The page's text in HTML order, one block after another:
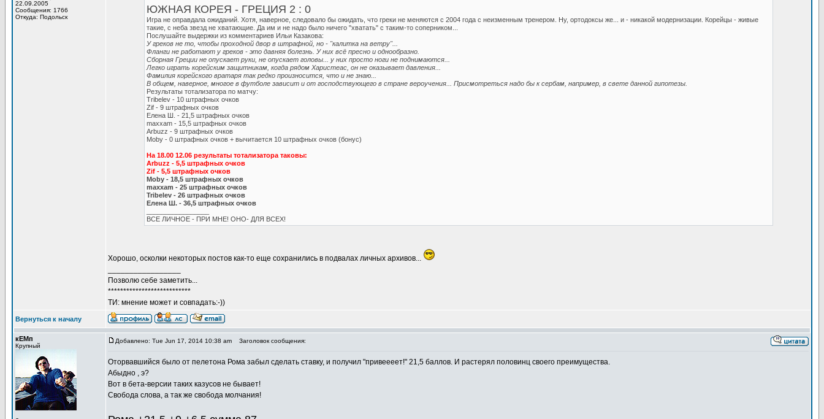
22.09.2005
Сообщения: 1766
Откуда: Подольск
ЮЖНАЯ КОРЕЯ - ГРЕЦИЯ 2 : 0
Игра не оправдала ожиданий. Хотя, наверное, следовало бы ожидать, что греки не меняются с 2004 года с неизменным тренером. Ну, ортодоксы же... и - никакой модернизации. Корейцы - живые
такие, с неба звезд не хватающие. Да им и не надо было ничего "хватать" с таким-то соперником...
Послушайте выдержки из комментариев Ильи Казакова:
У греков не то, чтобы проходной двор в штрафной, но - "калитка на ветру"...
Фланги не работают у греков - это давняя болезнь. У них всё пресно и однообразно.
Сборная Греции не опускает руки, не опускает головы... у них просто ноги не поднимаются...
Легко играть корейским защитникам, когда рядом Харистеас, он не оказывает давления...
Фамилия корейского вратаря так редко произносится, что и не знаю...
В общем, наверное, многое в футболе зависит и от господствующего в стране вероучения... Присмотреться надо бы к сербам, например, в свете данной гипотезы.
Результаты тотализатора по матчу:
Tribelev - 10 штрафных очков
Zif - 9 штрафных очков
Елена Ш. - 21,5 штрафных очков
maxxam - 15,5 штрафных очков
Arbuzz - 9 штрафных очков
Moby - 0 штрафных очков + вычитается 10 штрафных очков (бонус)
На 18.00 12.06 результаты тотализатора таковы:
Arbuzz - 5,5 штрафных очков
Zif - 5,5 штрафных очков
Moby - 18,5 штрафных очков
maxxam - 25 штрафных очков
Tribelev - 26 штрафных очков
Елена Ш. - 36,5 штрафных очков
ВСЕ ЛИЧНОЕ - ПРИ МНЕ! ОНО- ДЛЯ ВСЕХ!
Хорошо, осколки некоторых постов как-то еще сохранились в подвалах личных архивов...
Позволю себе заметить...
***************************
ТИ: мнение может и совпадать:-))
Вернуться к началу
кЕМп
Крупный
Добавлено: Tue Jun 17, 2014 10:38 am Заголовок сообщения:
Оторвавшийся было от пелетона Рома забыл сделать ставку, и получил "привеееет!" 21,5 баллов. И растерял половинц своего преимущества.
Абыдно , э?
Вот в бета-версии таких казусов не бывает!
Свобода слова, а так же свобода молчания!